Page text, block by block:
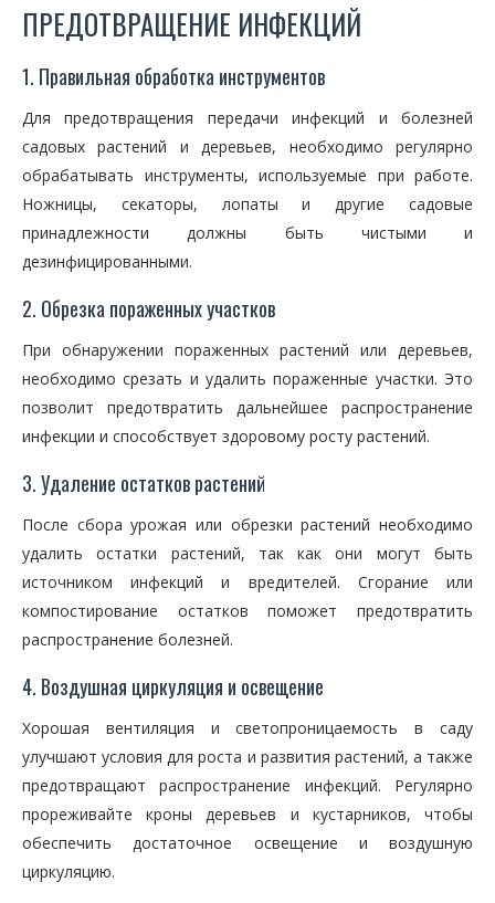
ПРЕДОТВРАЩЕНИЕ ИНФЕКЦИЙ
1. Правильная обработка инструментов
Для предотвращения передачи инфекций и болезней
садовых растений и деревьев, необходимо регулярно
обрабатывать инструменты, используемые при работе.
Ножницы, секаторы, лопаты и другие садовые
принадлежности должны быть чистыми и
дезинфицированными.
2. Обрезка пораженных участков
При обнаружении пораженных растений или деревьев,
необходимо срезать и удалить пораженные участки. Это
позволит предотвратить дальнейшее распространение
инфекции и способствует здоровому росту растений.
3. Удаление остатков растений
После сбора урожая или обрезки растений необходимо
удалить остатки растений, так как они могут быть
источником инфекций и вредителей. Сгорание или
компостирование остатков поможет предотвратить
распространение болезней.
4. Воздушная циркуляция и освещение
Хорошая вентиляция и светопроницаемость в саду
улучшают условия для роста и развития растений, а также
предотвращают распространение инфекций. Регулярно
прореживайте кроны деревьев и кустарников, чтобы
обеспечить достаточное освещение и воздушную
циркуляцию.